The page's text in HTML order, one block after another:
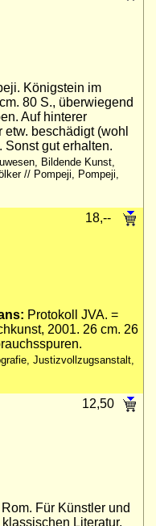
Königstein im
80 S., überwiegend
Auf hinterer
beschädigt (wohl
Sonst gut erhalten.
Bildende Kunst,
// Pompeji, Pompeji,
Protokoll JVA. =
2001. 26 cm. 26
Justizvollzugsanstalt,
18,--
Für Künstler und
Literatur.
12,50